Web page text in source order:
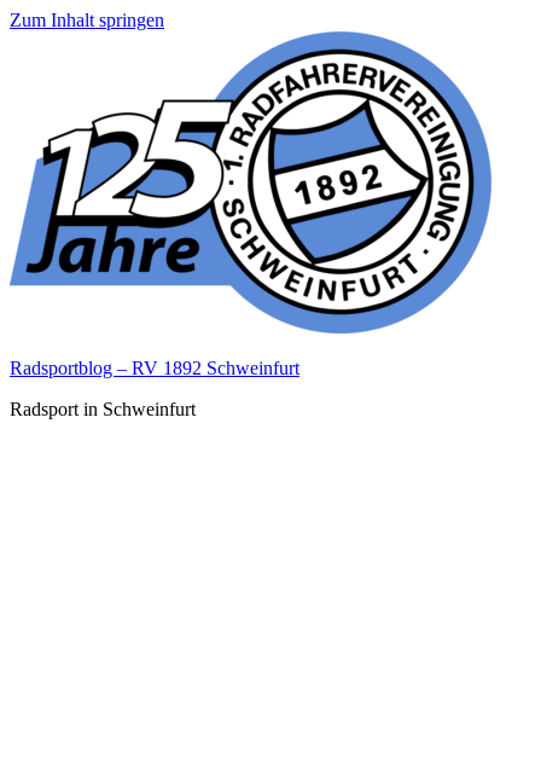
Zum Inhalt springen
Radsportblog – RV 1892 Schweinfurt
Radsport in Schweinfurt